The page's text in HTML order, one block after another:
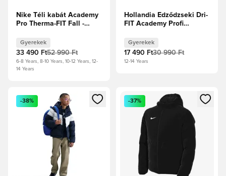
Nike Téli kabát Academy
Pro Therma-FIT Fall -
Gyerekek
33 490 Ft52 990 Ft
6-8 Years, 8-10 Years, 10-12 Years, 12-
14 Years
Hollandia Edződzseki Dri-
FIT Academy Profi
Űrkék/Biztonsági
narancs/Fehér Gyerek
Gyerekek
17 490 Ft30 990 Ft
12-14 Years
Megnyit egy modált a bejelentkezéshez vagy a tagként
-38%
Megnyit egy modált a
-37%